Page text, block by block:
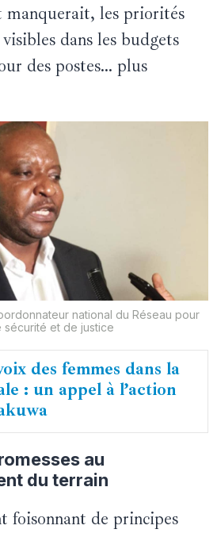
manquerait, les priorités
dans les budgets
des postes… plus
national du Réseau pour
et de justice
des femmes dans la
: un appel à l’action
au
du terrain
foisonnant de principes